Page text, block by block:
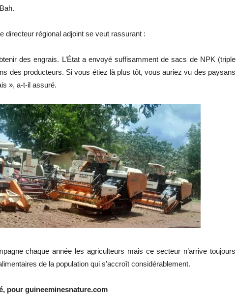
directeur régional adjoint se veut rassurant :
des engrais. L’État a envoyé suffisamment de sacs de NPK (triple
des producteurs. Si vous étiez là plus tôt, vous auriez vu des paysans
», a-t-il assuré.
chaque année les agriculteurs mais ce secteur n’arrive toujours
de la population qui s’accroît considérablement.
pour guineeminesnature.com